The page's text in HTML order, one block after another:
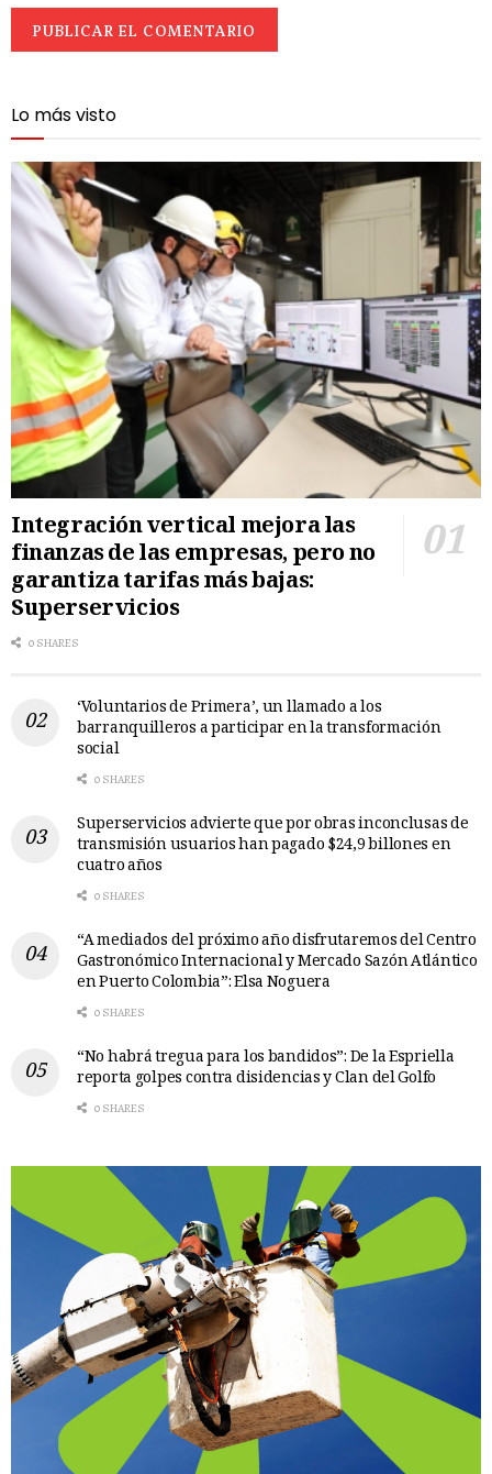
Lo más visto
Integración vertical mejora las
finanzas de las empresas, pero no
garantiza tarifas más bajas:
Superservicios
0 SHARES
‘Voluntarios de Primera’, un llamado a los
barranquilleros a participar en la transformación
social
0 SHARES
Superservicios advierte que por obras inconclusas de
transmisión usuarios han pagado $24,9 billones en
cuatro años
0 SHARES
“A mediados del próximo año disfrutaremos del Centro
Gastronómico Internacional y Mercado Sazón Atlántico
en Puerto Colombia”: Elsa Noguera
0 SHARES
“No habrá tregua para los bandidos”: De la Espriella
reporta golpes contra disidencias y Clan del Golfo
0 SHARES